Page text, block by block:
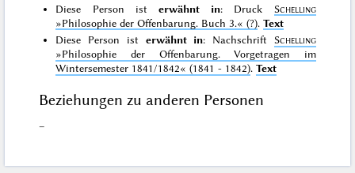
Diese Person ist erwähnt in: Druck Schelling
»Philosophie der Offenbarung. Buch 3.« (?).Text
Diese Person ist erwähnt in: Nachschrift Schelling
»Philosophie der Offenbarung. Vorgetragen im
Wintersemester 1841/1842« (1841 - 1842).Text
Beziehungen zu anderen Personen
–